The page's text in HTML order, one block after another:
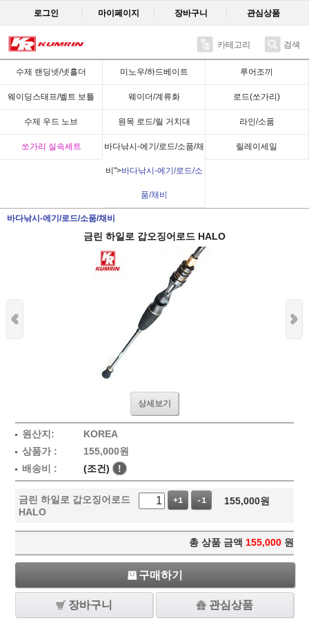
로그인 마이페이지 장바구니 관심상품
카테고리 검색
수제 랜딩넷/넷홀더 미노우/하드베이트 루어조끼
웨이딩스태프/벨트 보틀 웨이더/계류화 로드(쏘가리)
수제 우드 노브 원목 로드/릴 거치대 라인/소품
쏘가리 실속세트 바다낚시-에기/로드/소품/채
비">바다낚시-에기/로드/소
품/채비
릴레이세일
바다낚시-에기/로드/소품/채비
Recent
금린 하일로 갑오징어로드 HALO
상세보기
원산지:
KOREA
상품가 :
155,000원
배송비 :
(조건) !
금린 하일로 갑오징어로드
HALO
+1 -1 155,000원
총 상품 금액 155,000 원
구매하기
장바구니 관심상품